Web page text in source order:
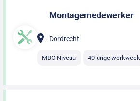
Montagemedewerker
Dordrecht
MBO Niveau 40-urige werkweek